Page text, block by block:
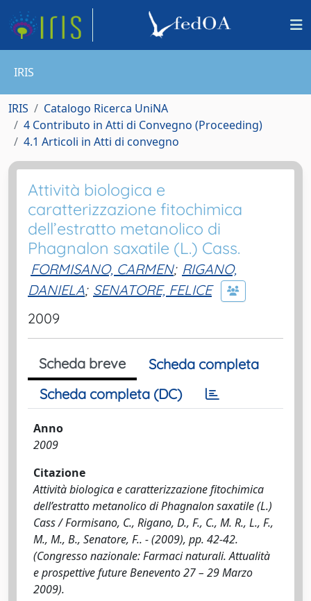
IRIS
IRIS
Catalogo Ricerca UniNA
4 Contributo in Atti di Convegno (Proceeding)
4.1 Articoli in Atti di convegno
Attività biologica e
caratterizzazione fitochimica
dell’estratto metanolico di
Phagnalon saxatile (L.) Cass.
FORMISANO, CARMEN; RIGANO,
DANIELA; SENATORE, FELICE
2009
Scheda breve
Scheda completa
Scheda completa (DC)
Anno
2009
Citazione
Attività biologica e caratterizzazione fitochimica
dell’estratto metanolico di Phagnalon saxatile (L.)
Cass / Formisano, C., Rigano, D., F., C., M. R., L., F.,
M., M., B., Senatore, F.. - (2009), pp. 42-42.
(Congresso nazionale: Farmaci naturali. Attualità
e prospettive future Benevento 27 – 29 Marzo
2009).